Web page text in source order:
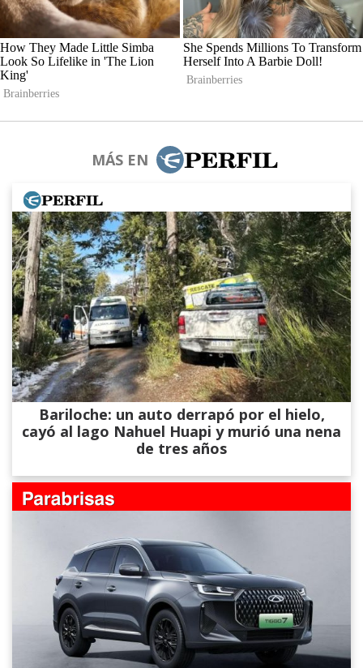
MÁS EN
Bariloche: un auto derrapó por el hielo,
cayó al lago Nahuel Huapi y murió una nena
de tres años